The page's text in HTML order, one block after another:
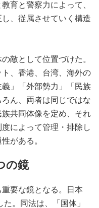
育と警察力によって、
、従属させていく構造
敵として位置づけた。
、香港、台湾、海外の
」「外部勢力」「民族
ん、両者は同じではな
共同体像を定め、それ
によって管理・排除し
がある。
の鏡
要な鏡となる。日本
。同法は、「国体」